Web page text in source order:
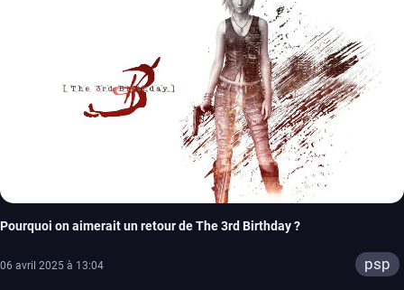
Pourquoi on aimerait un retour de The 3rd Birthday ?
06 avril 2025 à 13:04 psp